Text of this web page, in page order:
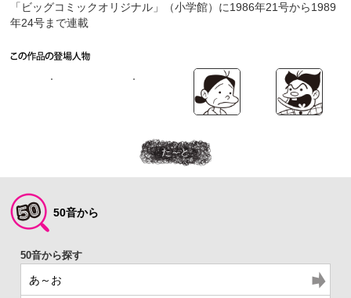
「ビッグコミックオリジナル」（小学館）に1986年21号から1989
年24号まで連載
た～と
50音から
あ～お